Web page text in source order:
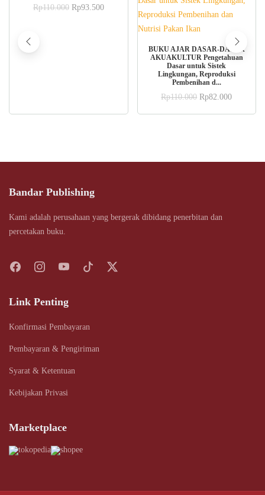
Rp110.000 Original
Rp93.500Current
BUKU AJAR DASAR-DASAR
AKUAKULTUR Pengetahuan
Dasar untuk Sistek
Lingkungan, Reproduksi
Pembenihan d...
Rp110.000 Original
was:
Rp82.000Current
is:
Bandar Publishing
Kami adalah perusahaan yang bergerak dibidang penerbitan dan
percetakan buku.
Link Penting
Konfirmasi Pembayaran
Pembayaran & Pengiriman
Syarat & Ketentuan
Kebijakan Privasi
Marketplace